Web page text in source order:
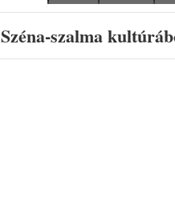
Széna-szalma